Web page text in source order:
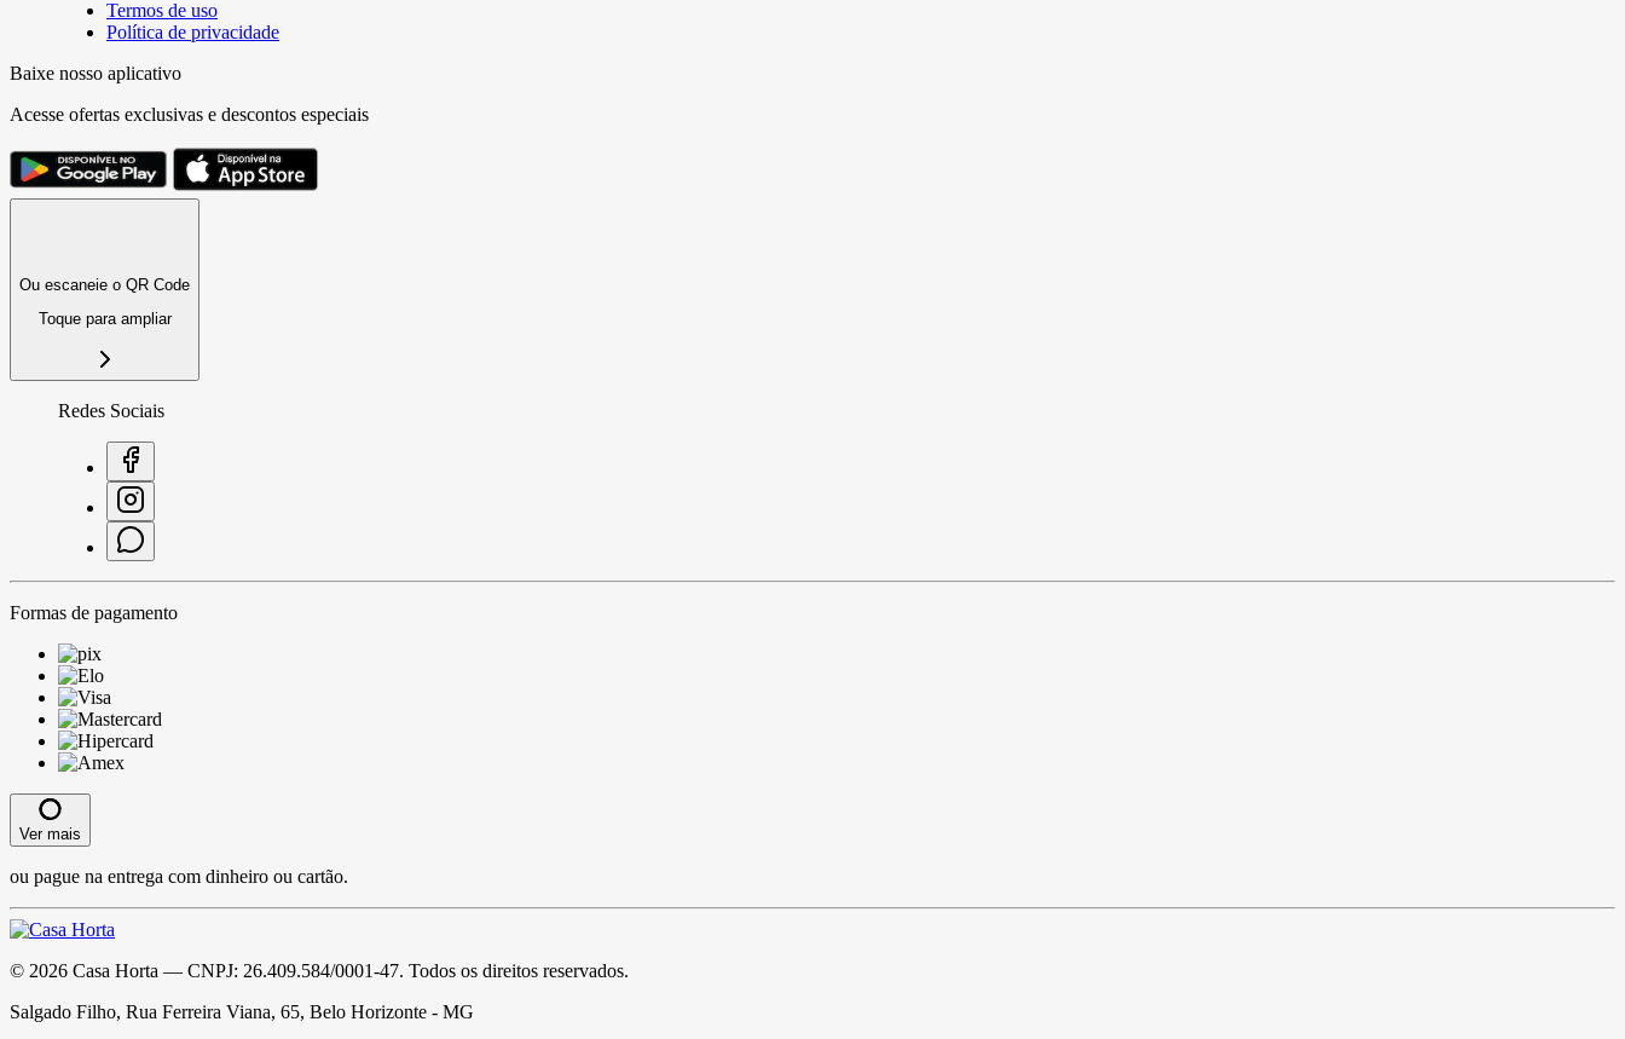
Termos de uso
Política de privacidade
Baixe nosso aplicativo
Acesse ofertas exclusivas e descontos especiais
Ou escaneie o QR Code
Toque para ampliar
Redes Sociais
Formas de pagamento
Ver mais
ou pague na entrega com dinheiro ou cartão.
© 2026 Casa Horta — CNPJ: 26.409.584/0001-47. Todos os direitos reservados.
Salgado Filho, Rua Ferreira Viana, 65, Belo Horizonte - MG